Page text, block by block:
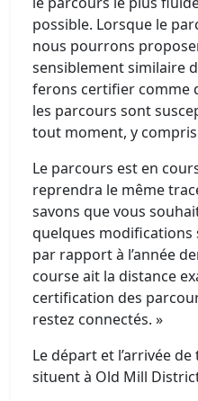
possible. Lorsque le
nous pourrons
sensiblement similaire
ferons certifier comme
les parcours sont
tout moment, y
Le parcours est en
reprendra le même
savons que vous
quelques
par rapport à l’année
course ait la distance
certification des
restez connectés. »
Le départ et l’arrivée
situent à Old Mill